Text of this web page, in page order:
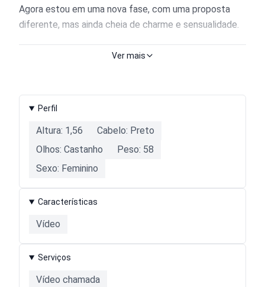
Agora estou em uma nova fase, com uma proposta
diferente, mas ainda cheia de charme e sensualidade.
Preparei algo especial para quem aprecia conteúdo
Quer viver essa experiência? ????
Entre em contato comigo pelo WhatsApp e descubra
o que preparei especialmente para você.
???? Ohara — elegância, mistério e desejo em cada
Lembre que me achou no Lencontro!
Ver mais
Perfil
Altura: 1,56
Cabelo: Preto
Olhos: Castanho
Peso: 58
Sexo: Feminino
Características
Vídeo
Serviços
Vídeo chamada